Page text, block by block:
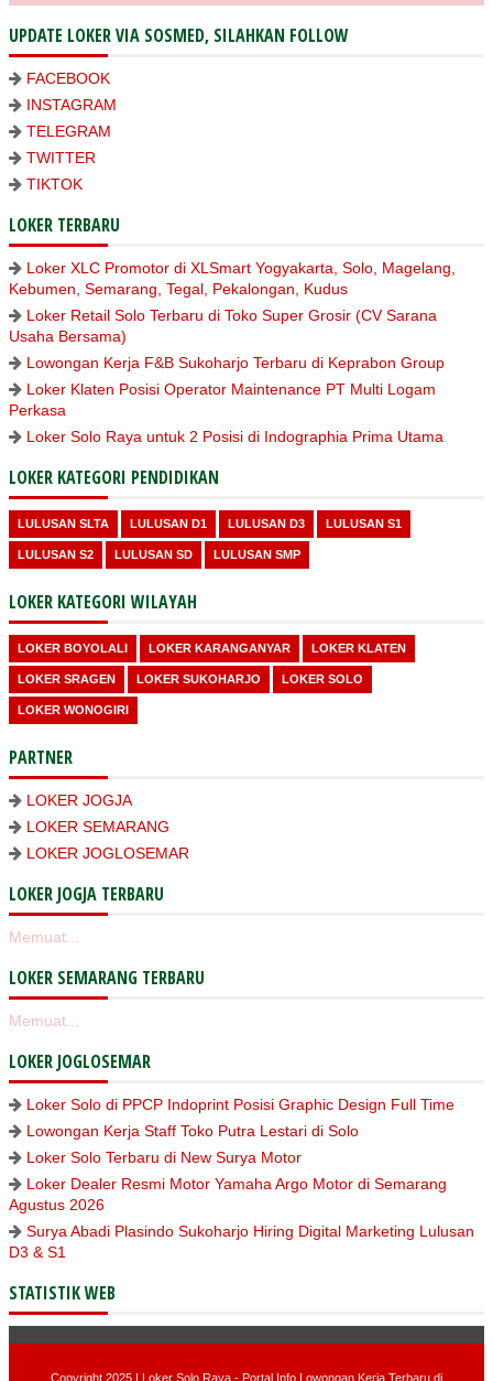
UPDATE LOKER VIA SOSMED, SILAHKAN FOLLOW
FACEBOOK
INSTAGRAM
TELEGRAM
TWITTER
TIKTOK
LOKER TERBARU
Loker XLC Promotor di XLSmart Yogyakarta, Solo, Magelang,
Kebumen, Semarang, Tegal, Pekalongan, Kudus
Loker Retail Solo Terbaru di Toko Super Grosir (CV Sarana
Usaha Bersama)
Lowongan Kerja F&B Sukoharjo Terbaru di Keprabon Group
Loker Klaten Posisi Operator Maintenance PT Multi Logam
Perkasa
Loker Solo Raya untuk 2 Posisi di Indographia Prima Utama
LOKER KATEGORI PENDIDIKAN
LULUSAN SLTA LULUSAN D1 LULUSAN D3 LULUSAN S1
LULUSAN S2 LULUSAN SD LULUSAN SMP
LOKER KATEGORI WILAYAH
LOKER BOYOLALI LOKER KARANGANYAR LOKER KLATEN
LOKER SRAGEN LOKER SUKOHARJO LOKER SOLO
LOKER WONOGIRI
PARTNER
LOKER JOGJA
LOKER SEMARANG
LOKER JOGLOSEMAR
LOKER JOGJA TERBARU
Memuat...
LOKER SEMARANG TERBARU
Memuat...
LOKER JOGLOSEMAR
Loker Solo di PPCP Indoprint Posisi Graphic Design Full Time
Lowongan Kerja Staff Toko Putra Lestari di Solo
Loker Solo Terbaru di New Surya Motor
Loker Dealer Resmi Motor Yamaha Argo Motor di Semarang
Agustus 2026
Surya Abadi Plasindo Sukoharjo Hiring Digital Marketing Lulusan
D3 & S1
STATISTIK WEB
Copyright 2025 | Loker Solo Raya - Portal Info Lowongan Kerja Terbaru di